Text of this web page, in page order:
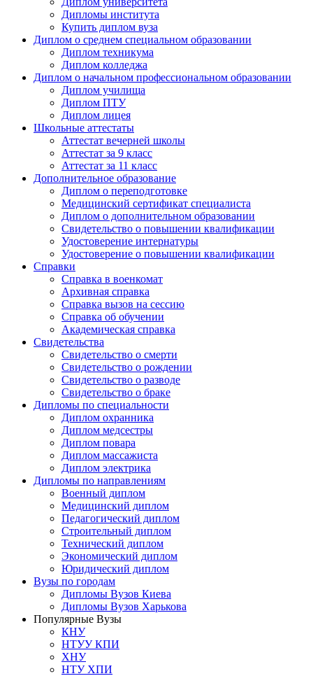
Дипломы института
Купить диплом вуза
Диплом о среднем специальном образовании
Диплом техникума
Диплом колледжа
Диплом о начальном профессиональном oбразовании
Диплом училища
Диплом ПТУ
Диплом лицея
Школьные аттестаты
Аттестат вечерней школы
Аттестат за 9 класс
Аттестат за 11 класс
Дополнительное образование
Диплом о переподготовке
Медицинский сертификат специалиста
Диплом о дополнительном образовании
Свидетельство о повышении квалификации
Удостоверение интернатуры
Удостоверение о повышении квалификации
Справки
Справка в военкомат
Архивная справка
Справка вызов на сессию
Справка об обучении
Академическая справка
Свидетельства
Свидетельство о смерти
Свидетельство о рождении
Свидетельство о разводе
Свидетельство о браке
Дипломы по специальности
Диплом охранника
Диплом медсестры
Диплом повара
Диплом массажиста
Диплом электрика
Дипломы по направлениям
Военный диплом
Медицинский диплом
Педагогический диплом
Строительный диплом
Технический диплом
Экономический диплом
Юридический диплом
Вузы по городам
Дипломы Вузов Киева
Дипломы Вузов Харькова
Популярные Вузы
КНУ
НТУУ КПИ
ХНУ
НТУ ХПИ